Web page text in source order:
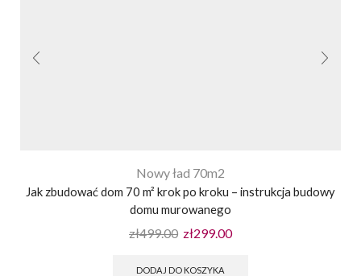
Nowy ład 70m2
Jak zbudować dom 70 m² krok po kroku – instrukcja budowy
domu murowanego
zł499.00 zł299.00
DODAJ DO KOSZYKA